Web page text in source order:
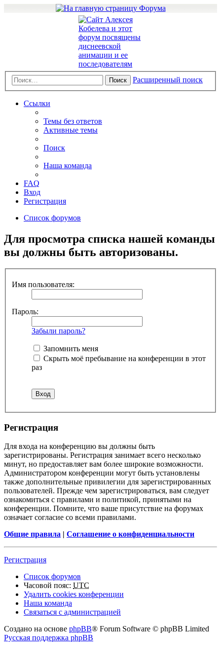
Поиск Расширенный поиск
Ссылки
Темы без ответов
Активные темы
Поиск
Наша команда
FAQ
Вход
Регистрация
Список форумов
Для просмотра списка нашей команды
вы должны быть авторизованы.
Имя пользователя:
Пароль:
Забыли пароль?
Запомнить меня
Скрыть моё пребывание на конференции в этот
раз
Регистрация
Для входа на конференцию вы должны быть
зарегистрированы. Регистрация занимает всего несколько
минут, но предоставляет вам более широкие возможности.
Администратором конференции могут быть установлены
также дополнительные привилегии для зарегистрированных
пользователей. Прежде чем зарегистрироваться, вам следует
ознакомиться с правилами и политикой, принятыми на
конференции. Помните, что ваше присутствие на форумах
означает согласие со всеми правилами.
Общие правила | Соглашение о конфиденциальности
Регистрация
Список форумов
Часовой пояс: UTC
Удалить cookies конференции
Наша команда
Связаться с администрацией
Создано на основе phpBB® Forum Software © phpBB Limited
Русская поддержка phpBB